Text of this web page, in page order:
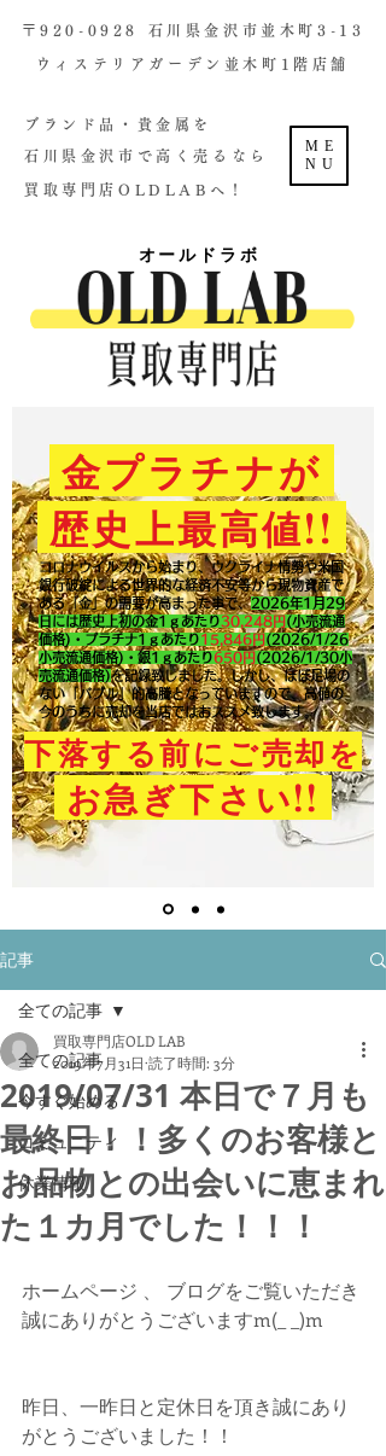
ME
NU
金プラチナが
歴史上最高値!!
コロナウイルスから始まり、ウクライナ情勢や米国
銀行破綻による世界的な経済不安等から現物資産で
ある「金」の需要が高まった事で、2026年1月29
日には歴史上初の金1ｇあたり30,248円 (小売流通
価格)・プラチナ1ｇあたり15,846円 (2026/1/26
小売流通価格)・銀1ｇあたり650円 (2026/1/30小
売流通価格)を記録致しました。​しかし、ほぼ足場の
ない「バブル」的高騰となっていますので、高値の
今のうちに売却を当店ではおススメ致します。
下落する前にご売却を
お急ぎ下さい!!
​〒920-0928 石川県金沢市並木町3-13
ウィステリアガーデン並木町1階店舗​
ブランド品・貴金属を
石川県金沢市で高く売るなら
買取専門店OLDLABへ！
オールドラボ
記事
全ての記事
今すぐ始める
コミュニティ
休業情報
全ての記事
2019/07/31 本日で７月も
最終日！！多くのお客様と
お品物との出会いに恵まれ
た１カ月でした！！！
買取専門店OLD LAB
2019年7月31日 読了時間: 3分
ホームページ 、 ブログをご覧いただき
誠にありがとうございますm(_ _)m
昨日、一昨日と定休日を頂き誠にあり
がとうございました！！